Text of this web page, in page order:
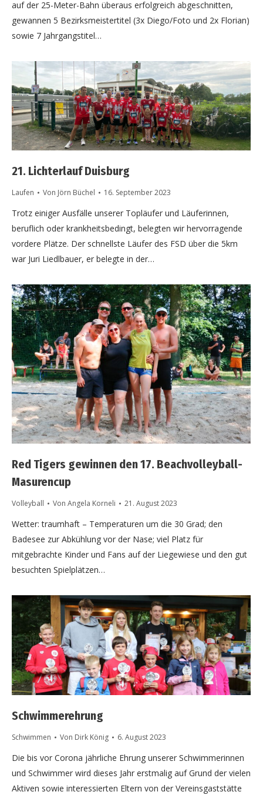
auf der 25-Meter-Bahn überaus erfolgreich abgeschnitten,
gewannen 5 Bezirksmeistertitel (3x Diego/Foto und 2x Florian)
sowie 7 Jahrgangstitel…
21. Lichterlauf Duisburg
Laufen Von Jörn Büchel 16. September 2023
Trotz einiger Ausfälle unserer Topläufer und Läuferinnen,
beruflich oder krankheitsbedingt, belegten wir hervorragende
vordere Plätze. Der schnellste Läufer des FSD über die 5km
war Juri Liedlbauer, er belegte in der…
Red Tigers gewinnen den 17. Beachvolleyball-
Masurencup
Volleyball Von Angela Korneli 21. August 2023
Wetter: traumhaft – Temperaturen um die 30 Grad; den
Badesee zur Abkühlung vor der Nase; viel Platz für
mitgebrachte Kinder und Fans auf der Liegewiese und den gut
besuchten Spielplätzen…
Schwimmerehrung
Schwimmen Von Dirk König 6. August 2023
Die bis vor Corona jährliche Ehrung unserer Schwimmerinnen
und Schwimmer wird dieses Jahr erstmalig auf Grund der vielen
Aktiven sowie interessierten Eltern von der Vereinsgaststätte